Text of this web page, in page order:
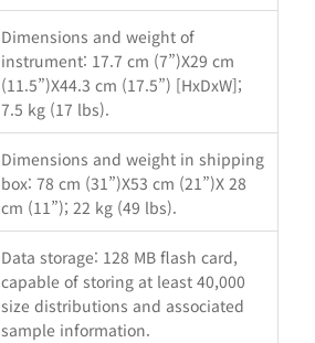
Dimensions and weight of
instrument: 17.7 cm (7”)X29 cm
(11.5”)X44.3 cm (17.5”) [HxDxW];
7.5 kg (17 lbs).
Dimensions and weight in shipping
box: 78 cm (31”)X53 cm (21”)X 28
cm (11”); 22 kg (49 lbs).
Data storage: 128 MB flash card,
capable of storing at least 40,000
size distributions and associated
sample information.